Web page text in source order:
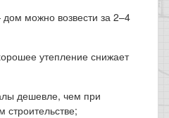
можно возвести за 2–4
утепление снижает
дешевле, чем при